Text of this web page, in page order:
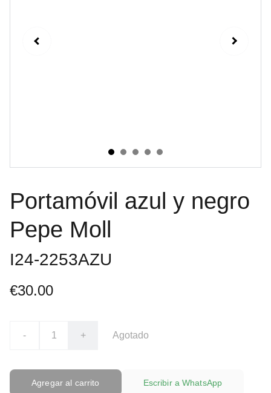
Portamóvil azul y negro
Pepe Moll
I24-2253AZU
€30.00
- + Agotado
Agregar al carrito Escribir a WhatsApp